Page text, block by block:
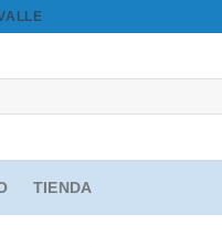
TIENDA